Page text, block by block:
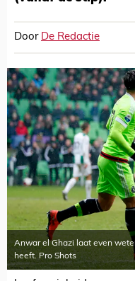
Door De Redactie
Anwar el Ghazi laat even
heeft. Pro Shots